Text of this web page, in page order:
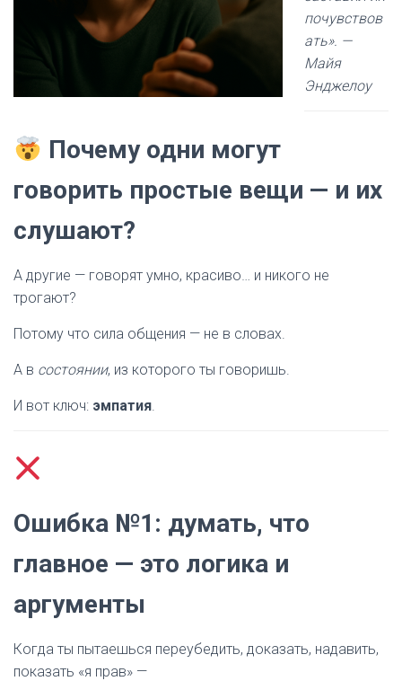
почувствов
ать». —
Майя
Энджелоу
Почему одни могут
говорить простые вещи — и их
слушают?
А другие — говорят умно, красиво… и никого не
трогают?
Потому что сила общения — не в словах.
А в состоянии, из которого ты говоришь.
И вот ключ: эмпатия.
Ошибка №1: думать, что
главное — это логика и
аргументы
Когда ты пытаешься переубедить, доказать, надавить,
показать «я прав» —